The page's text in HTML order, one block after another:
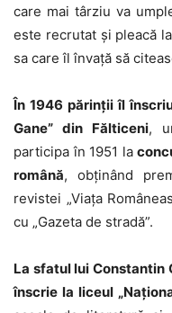
care mai târziu va
este recrutat și pleacă
sa care îl învață să
În 1946 părinții îl
Gane” din Fălticeni,
participa în 1951 la
română, obținând
revistei „Viața
cu „Gazeta de stradă”.
La sfatul lui Constantin
înscrie la liceul